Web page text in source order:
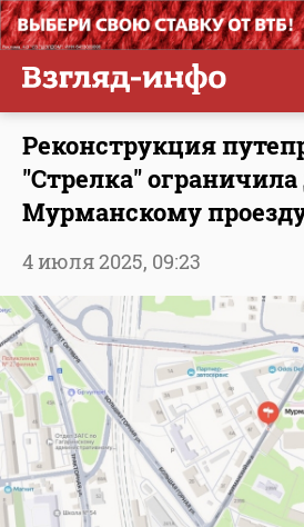
Реконструкция
"Стрелка"
Мурманскому
4 июля 2025, 09:23